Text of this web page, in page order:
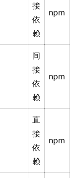
接
依
赖
npm
间
接
依
赖
npm
直
接
依
赖
npm